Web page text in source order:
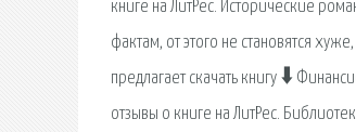
книге на ЛитРес. Исторические
фактам, от этого не становятся
предлагает скачать книгу 🠳
отзывы о книге на ЛитРес.